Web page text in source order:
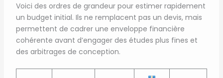
Voici des ordres de grandeur pour estimer rapidement
un budget initial. Ils ne remplacent pas un devis, mais
permettent de cadrer une enveloppe financière
cohérente avant d’engager des études plus fines et
des arbitrages de conception.